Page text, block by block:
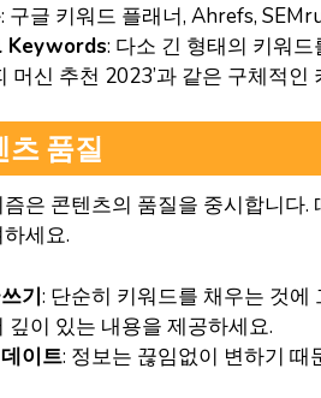
: 구글 키워드 플래너, Ahrefs,
Keywords: 다소 긴 형태의 키워
머신 추천 2023’과 같은 구체적
츠 품질
은 콘텐츠의 품질을 중시합니다
세요.
기: 단순히 키워드를 채우는 것에
깊이 있는 내용을 제공하세요.
이트: 정보는 끊임없이 변하기